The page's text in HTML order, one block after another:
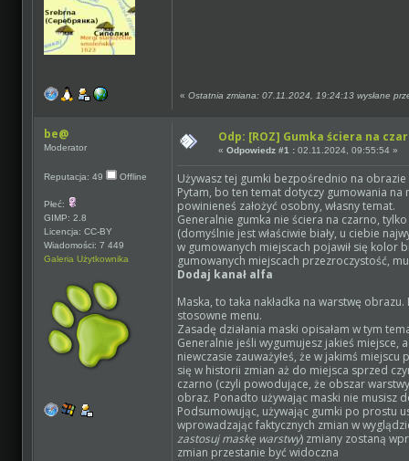
«Ostatnia zmiana: 07.11.2024, 19:24:13 wysłane
be@
Moderator
Reputacja: 49 Offline
Płeć:
GIMP: 2.8
Licencja: CC-BY
Wiadomości: 7 449
Galeria Użytkownika
Odp: [ROZ] Gumka ściera na
«Odpowiedz #1 : 02.11.2024, 09:55:54 »
Używasz tej gumki bezpośrednio na obrazie
Pytam, bo ten temat dotyczy gumowania
powinieneś założyć osobny, własny temat.
Generalnie gumka nie ściera na czarno,
(domyślnie jest właściwie biały, u ciebie
w gumowanych miejscach pojawił się kolor
gumowanych miejscach przezroczystość,
Dodaj kanał alfa
Maska, to taka nakładka na warstwę
stosowne menu.
Zasadę działania maski opisałam w tym
Generalnie jeśli wygumujesz jakieś
niewczasie zauważyłeś, że w jakimś
się w historii zmian aż do miejsca sprzed
czarno (czyli powodujące, że obszar
obraz. Ponadto używając maski nie musisz
Podsumowując, używając gumki po prostu
wprowadzając faktycznych zmian w
zastosuj maskę warstwy) zmiany zostaną
zmian przestanie być widoczna